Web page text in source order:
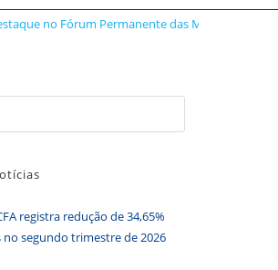
do
no Fórum Permanente das MPES
a
registra redução de 34,65%
no segundo trimestre de 2026